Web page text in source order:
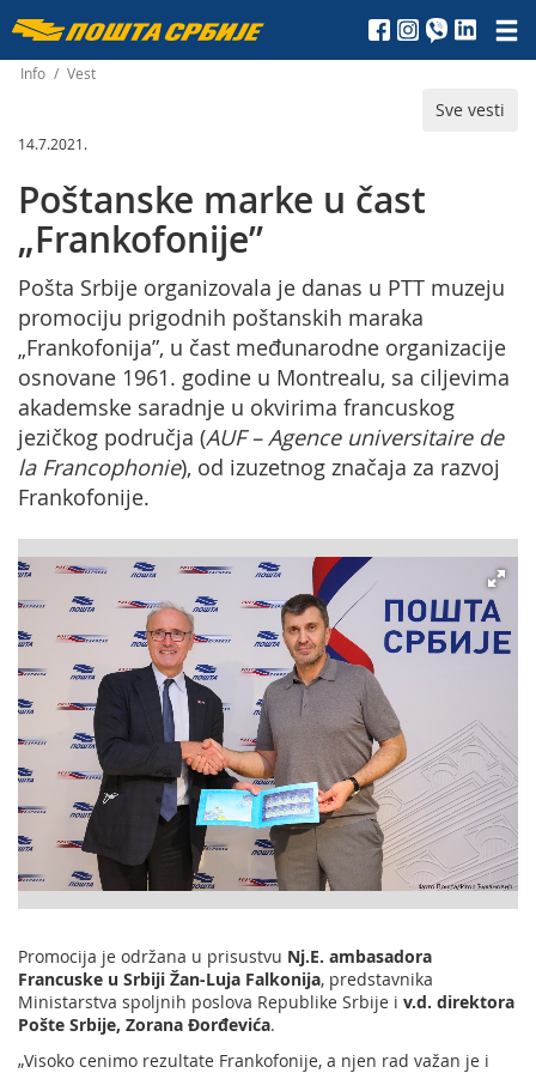
Пошта
Србије
д.о.о.
Info / Vest
Sve vesti
14.7.2021.
Poštanske marke u čast
„Frankofonije”
Pošta Srbije organizovala je danas u PTT muzeju
promociju prigodnih poštanskih maraka
„Frankofonija”, u čast međunarodne organizacije
osnovane 1961. godine u Montrealu, sa ciljevima
akademske saradnje u okvirima francuskog
jezičkog područja (AUF – Agence universitaire de
la Francophonie), od izuzetnog značaja za razvoj
Frankofonije.
Promocija je održana u prisustvu Nj.E. ambasadora
Francuske u Srbiji Žan-Luja Falkonija, predstavnika
Ministarstva spoljnih poslova Republike Srbije i v.d. direktora
Pošte Srbije, Zorana Đorđevića.
„Visoko cenimo rezultate Frankofonije, a njen rad važan je i